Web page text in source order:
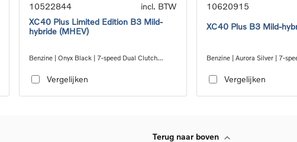
10522844
incl. BTW
XC40 Plus Limited Edition B3 Mild-
hybride (MHEV)
Benzine | Onyx Black | 7-speed Dual Clutch
Vergelijken
10620915
XC40 Plus B3 Mild-
Benzine | Aurora Silver | 7-
Vergelijken
Terug naar boven